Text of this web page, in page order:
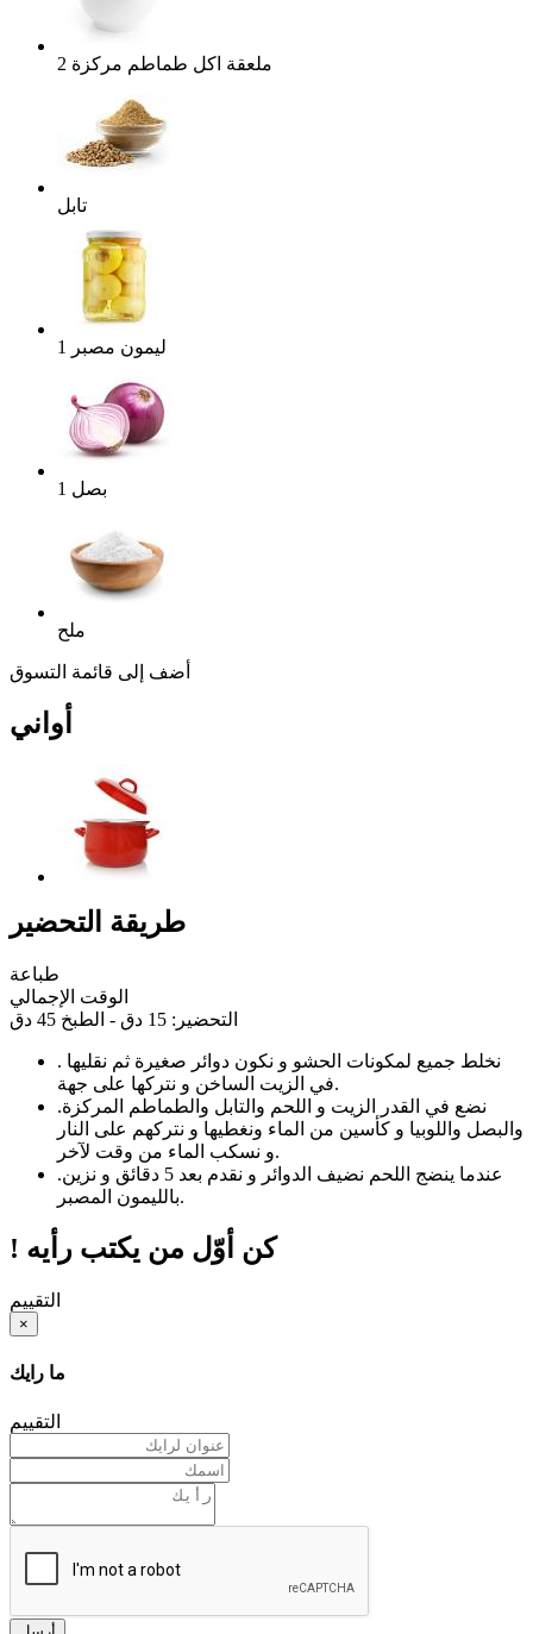
2 ملعقة اكل طماطم مركزة
تابل
1 ليمون مصبر
1 بصل
ملح
أضف إلى قائمة التسوق
أواني
طريقة التحضير
طباعة
الوقت الإجمالي
التحضير: 15 دق - الطبخ 45 دق
.
في الزيت الساخن و نتركها على جهة.
.نضع في القدر الزيت و اللحم والتابل والطماطم المركزة
والبصل واللوبيا و كأسين من الماء ونغطيها و نتركهم على النار
و نسكب الماء من وقت لآخر.
.عندما ينضج اللحم نضيف الدوائر و نقدم بعد 5 دقائق و نزين
بالليمون المصبر.
! كن أوّل من يكتب رأيه
التقييم
×
ما رايك
التقييم